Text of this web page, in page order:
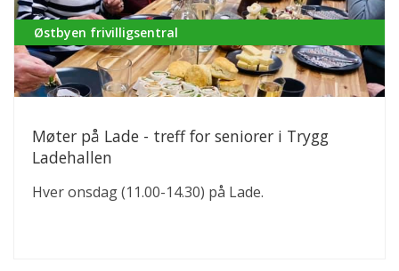
Østbyen frivilligsentral
Møter på Lade - treff for seniorer i Trygg
Ladehallen
Hver onsdag (11.00-14.30) på Lade.